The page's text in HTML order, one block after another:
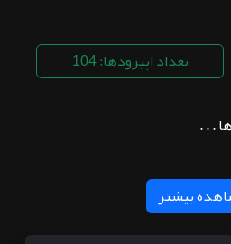
تعداد اپیزودها: 104
. . .
بیشتر